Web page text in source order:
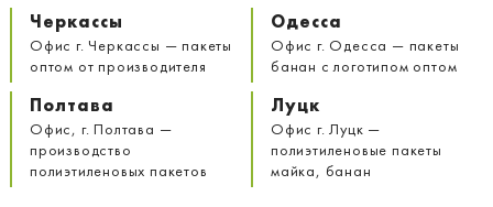
Черкассы
Офис г. Черкассы — пакеты
оптом от производителя
Одесса
Офис г. Одесса — пакеты
банан с логотипом оптом
Полтава
Офис, г. Полтава —
производство
полиэтиленовых пакетов
Луцк
Офис г. Луцк —
полиэтиленовые пакеты
майка, банан